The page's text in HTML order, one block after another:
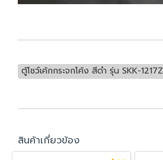
ตู้โชว์เค้กกระจกโค้ง สีดำ รุ่น SKK-1217Z
สินค้าเกี่ยวข้อง